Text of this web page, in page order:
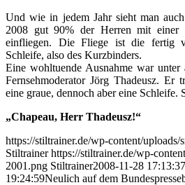
Und wie in jedem Jahr sieht man
2008 gut 90% der Herren mit einer
einfliegen. Die Fliege ist die fertig
Schleife, also des Kurzbinders.
Eine wohltuende Ausnahme war unter
Fernsehmoderator Jörg Thadeusz.
eine graue, dennoch aber eine Schleife.
„Chapeau, Herr Thadeusz!“
https://stiltrainer.de/wp-content/uploads/
Stiltrainer https://stiltrainer.de/wp-
2001.png Stiltrainer2008-11-28 17:13:37
19:24:59Neulich auf dem